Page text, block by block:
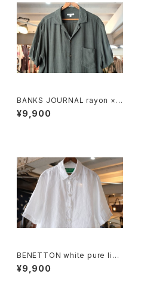
BANKS JOURNAL rayon ×li
nen open-collar Shirt
¥9,900
BENETTON white pure line
n S/S Shirt
¥9,900